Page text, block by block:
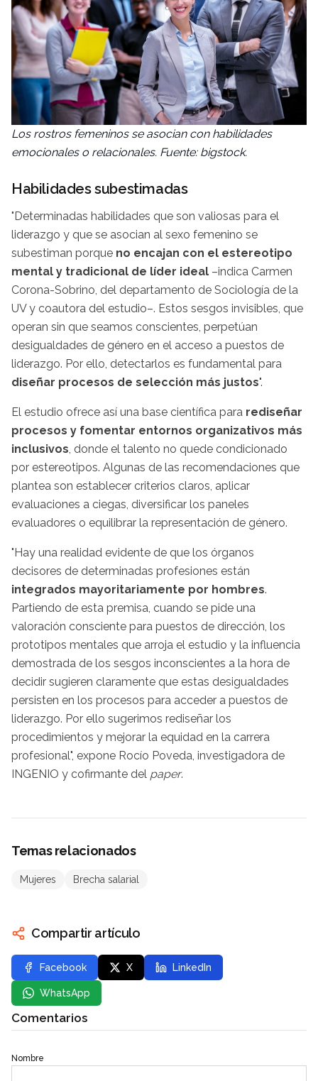
Los rostros femeninos se asocian con habilidades
emocionales o relacionales. Fuente: bigstock.
Habilidades subestimadas
"Determinadas habilidades que son valiosas para el
liderazgo y que se asocian al sexo femenino se
subestiman porque no encajan con el estereotipo
mental y tradicional de líder ideal –indica Carmen
Corona-Sobrino, del departamento de Sociología de la
UV y coautora del estudio–. Estos sesgos invisibles, que
operan sin que seamos conscientes, perpetúan
desigualdades de género en el acceso a puestos de
liderazgo. Por ello, detectarlos es fundamental para
diseñar procesos de selección más justos".
El estudio ofrece así una base científica para rediseñar
procesos y fomentar entornos organizativos más
inclusivos, donde el talento no quede condicionado
por estereotipos. Algunas de las recomendaciones que
plantea son establecer criterios claros, aplicar
evaluaciones a ciegas, diversificar los paneles
evaluadores o equilibrar la representación de género.
"Hay una realidad evidente de que los órganos
decisores de determinadas profesiones están
integrados mayoritariamente por hombres.
Partiendo de esta premisa, cuando se pide una
valoración consciente para puestos de dirección, los
prototipos mentales que arroja el estudio y la influencia
demostrada de los sesgos inconscientes a la hora de
decidir sugieren claramente que estas desigualdades
persisten en los procesos para acceder a puestos de
liderazgo. Por ello sugerimos rediseñar los
procedimientos y mejorar la equidad en la carrera
profesional", expone Rocío Poveda, investigadora de
INGENIO y cofirmante del paper.
Temas relacionados
Mujeres Brecha salarial
Compartir artículo
Facebook X LinkedIn
WhatsApp
Comentarios
Nombre